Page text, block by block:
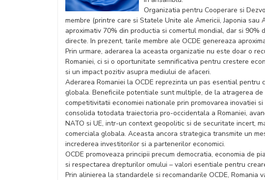
Organizatia pentru Cooperare si
membre (printre care si Statele Unite ale Americii, Japonia
aproximativ 70% din productia si comertul mondial, dar si
directe. In prezent, tarile membre ale OCDE genereaza
Prin urmare, aderarea la aceasta organizatie nu este doar o
Romaniei, ci si o oportunitate semnificativa pentru crestere
si un impact pozitiv asupra mediului de afaceri.
Aderarea Romaniei la OCDE reprezinta un pas esential pentru
globala. Beneficiile potentiale sunt multiple, de la atragerea
competitivitatii economiei nationale prin promovarea inovatiei
consolida totodata traiectoria pro-occidentala a Romaniei,
NATO si UE, intr-un context geopolitic si de securitate incert,
comerciala globala. Aceasta ancora strategica transmite un
increderea investitorilor si a partenerilor economici.
OCDE promoveaza principii precum democratia, economia de
si respectarea drepturilor omului – valori esentiale pentru
Prin alinierea la standardele si recomandarile OCDE, Romania